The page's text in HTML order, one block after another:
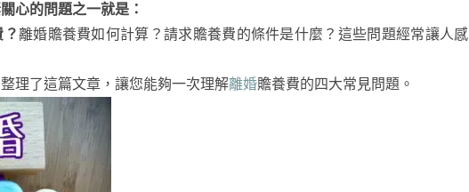
心的問題之一就是：
離婚贍養費如何計算？請求贍養費的條件是什麼？這些問題經常讓人感
理了這篇文章，讓您能夠一次理解離婚贍養費的四大常見問題。